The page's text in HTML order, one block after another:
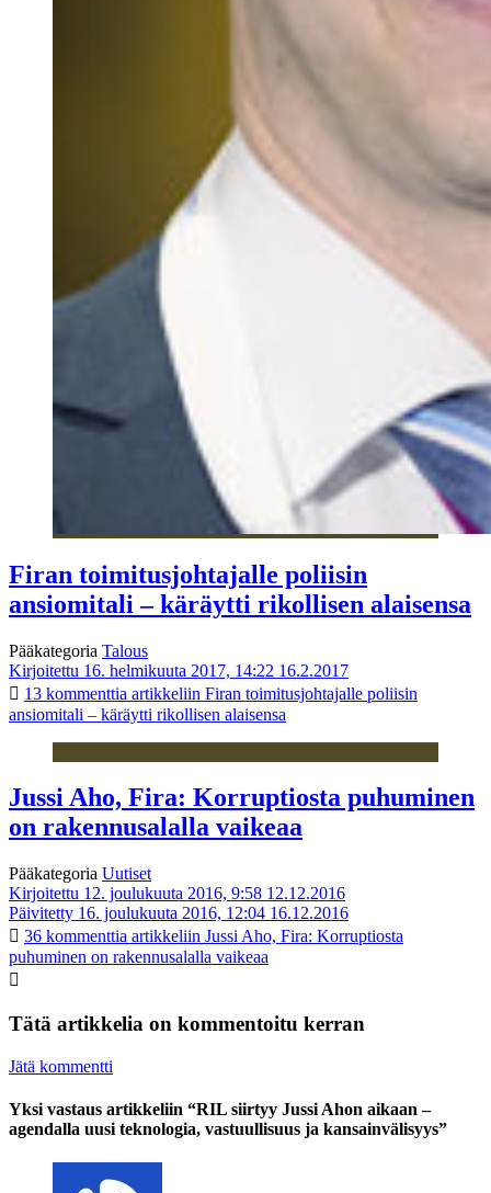
Firan toimitusjohtajalle poliisin
ansiomitali – käräytti rikollisen alaisensa
Pääkategoria Talous
Kirjoitettu 16. helmikuuta 2017, 14:22 16.2.2017
13 kommenttia artikkeliin Firan toimitusjohtajalle poliisin
ansiomitali – käräytti rikollisen alaisensa
Jussi Aho, Fira: Korruptiosta puhuminen
on rakennusalalla vaikeaa
Pääkategoria Uutiset
Kirjoitettu 12. joulukuuta 2016, 9:58 12.12.2016
Päivitetty 16. joulukuuta 2016, 12:04 16.12.2016
36 kommenttia artikkeliin Jussi Aho, Fira: Korruptiosta
puhuminen on rakennusalalla vaikeaa
Tätä artikkelia on kommentoitu kerran
Jätä kommentti
Yksi vastaus artikkeliin “RIL siirtyy Jussi Ahon aikaan –
agendalla uusi teknologia, vastuullisuus ja kansainvälisyys”